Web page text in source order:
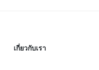
เกี่ยวกับเรา